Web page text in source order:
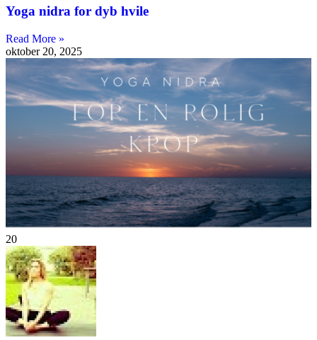
Yoga nidra for dyb hvile
Read More »
oktober 20, 2025
20